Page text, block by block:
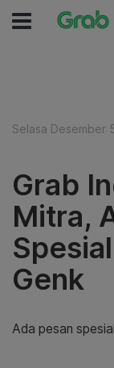
Selasa Desember
Grab
Mitra,
Genk
Ada pesan